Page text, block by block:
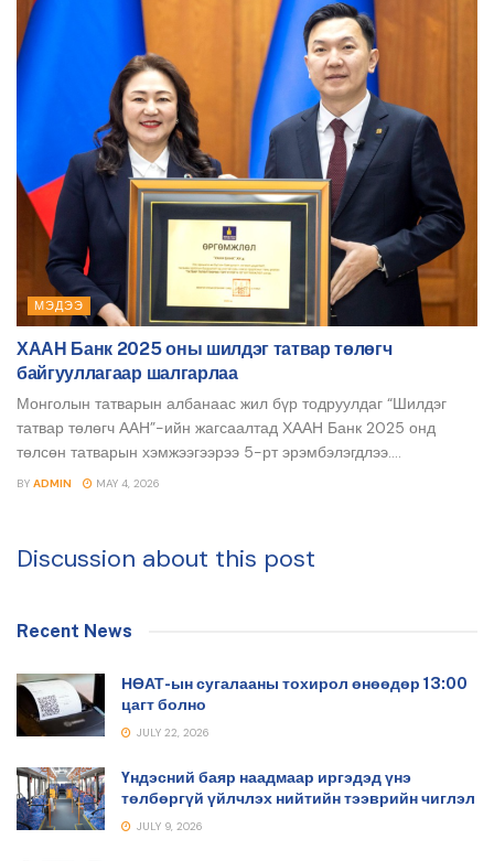
МЭДЭЭ
ХААН Банк 2025 оны шилдэг татвар төлөгч
байгууллагаар шалгарлаа
Монголын татварын албанаас жил бүр тодруулдаг “Шилдэг
татвар төлөгч ААН”-ийн жагсаалтад ХААН Банк 2025 онд
төлсөн татварын хэмжээгээрээ 5-рт эрэмбэлэгдлээ....
BY ADMIN MAY 4, 2026
Discussion about this post
Recent News
НӨАТ-ын сугалааны тохирол өнөөдөр 13:00
цагт болно
JULY 22, 2026
Үндэсний баяр наадмаар иргэдэд үнэ
төлбөргүй үйлчлэх нийтийн тээврийн чиглэл
JULY 9, 2026